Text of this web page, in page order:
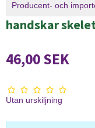
Producent- och
handskar
46,00 SEK
Utan urskiljning